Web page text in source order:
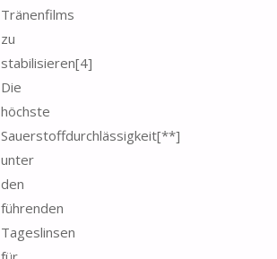
Tränenfilms
zu
stabilisieren[4]
Die
höchste
Sauerstoffdurchlässigkeit[**]
unter
den
führenden
Tageslinsen